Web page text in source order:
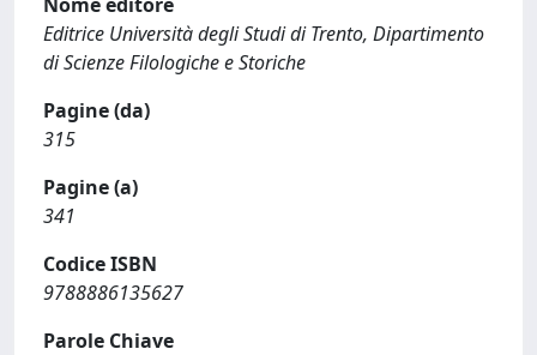
Editrice Università degli Studi di Trento, Dipartimento
di Scienze Filologiche e Storiche
Pagine (da)
315
Pagine (a)
341
Codice ISBN
9788886135627
Parole Chiave